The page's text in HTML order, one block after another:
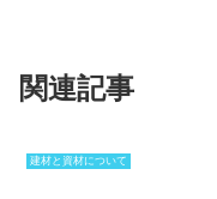
関連記事
建材と資材について